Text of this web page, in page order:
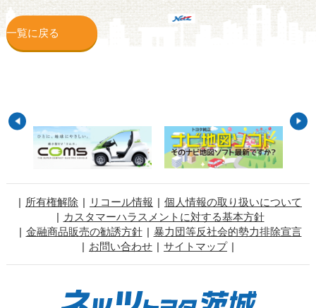
一覧に戻る
所有権解除 リコール情報
個人情報の取り扱いについて
カスタマーハラスメントに対する基本方針
金融商品販売の勧誘方針
暴力団等反社会的勢力排除宣言
お問い合わせ
サイトマップ